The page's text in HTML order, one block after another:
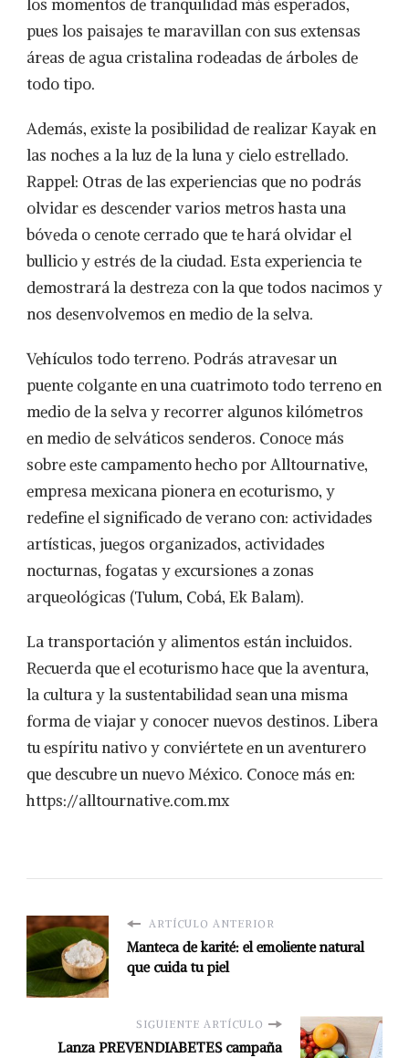
los momentos de tranquilidad más esperados,
pues los paisajes te maravillan con sus extensas
áreas de agua cristalina rodeadas de árboles de
todo tipo.
Además, existe la posibilidad de realizar Kayak en
las noches a la luz de la luna y cielo estrellado.
Rappel: Otras de las experiencias que no podrás
olvidar es descender varios metros hasta una
bóveda o cenote cerrado que te hará olvidar el
bullicio y estrés de la ciudad. Esta experiencia te
demostrará la destreza con la que todos nacimos y
nos desenvolvemos en medio de la selva.
Vehículos todo terreno. Podrás atravesar un
puente colgante en una cuatrimoto todo terreno en
medio de la selva y recorrer algunos kilómetros
en medio de selváticos senderos. Conoce más
sobre este campamento hecho por Alltournative,
empresa mexicana pionera en ecoturismo, y
redefine el significado de verano con: actividades
artísticas, juegos organizados, actividades
nocturnas, fogatas y excursiones a zonas
arqueológicas (Tulum, Cobá, Ek Balam).
La transportación y alimentos están incluidos.
Recuerda que el ecoturismo hace que la aventura,
la cultura y la sustentabilidad sean una misma
forma de viajar y conocer nuevos destinos. Libera
tu espíritu nativo y conviértete en un aventurero
que descubre un nuevo México. Conoce más en:
https://alltournative.com.mx
ARTÍCULO ANTERIOR
Manteca de karité: el emoliente natural
que cuida tu piel
SIGUIENTE ARTÍCULO
Lanza PREVENDIABETES campaña